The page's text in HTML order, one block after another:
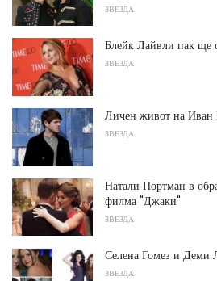
ЗВЕЗДА
Блейк Лайвли пак ще
ЗВЕЗДА
Личен живот на Иван
ЗВЕЗДА
Натали Портман в
филма "Джаки"
ЗВЕЗДА
Селена Гомез и Деми
ЗВЕЗДА